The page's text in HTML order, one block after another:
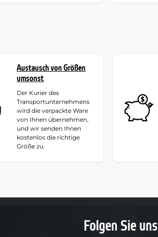
Austausch von Größen
umsonst
Der Kurier des
Transportunternehmens
wird die verpackte Ware
von Ihnen übernehmen,
und wir senden Ihnen
kostenlos die richtige
Größe zu.
Folgen Sie uns